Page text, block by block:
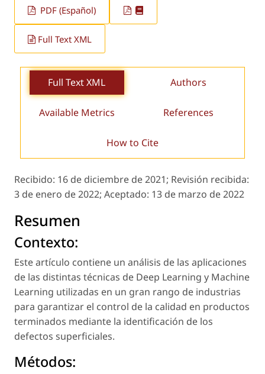
PDF (Español)
Full Text XML
Full Text XML Authors
Available Metrics References
How to Cite
Recibido: 16 de diciembre de 2021; Revisión recibida:
3 de enero de 2022; Aceptado: 13 de marzo de 2022
Resumen
Contexto:
Este artículo contiene un análisis de las aplicaciones
de las distintas técnicas de Deep Learning y Machine
Learning utilizadas en un gran rango de industrias
para garantizar el control de la calidad en productos
terminados mediante la identificación de los
defectos superficiales.
Métodos: